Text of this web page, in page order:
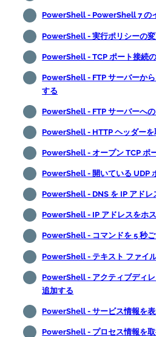
PowerShell - PowerShell 7 の
PowerShell - 実行ポリシーの
PowerShell - TCP ポート接続
PowerShell - FTP サーバーか
する
PowerShell - FTP サーバーへ
PowerShell - HTTP ヘッダーを
PowerShell - オープン TCP ポ
PowerShell - 開いている UDP
PowerShell - DNS を IP アドレ
PowerShell - IP アドレスをホ
PowerShell - コマンドを 5 秒ご
PowerShell - テキスト ファイ
PowerShell - アクティブディ
追加する
PowerShell - サービス情報を
PowerShell - プロセス情報を